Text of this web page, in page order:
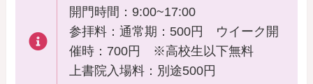
開門時間：9:00~17:00
参拝料：通常期：500円 ウイーク開
催時：700円 ※高校生以下無料
上書院入場料：別途500円